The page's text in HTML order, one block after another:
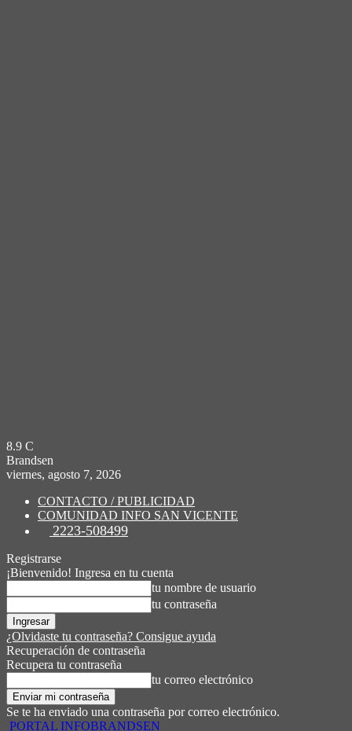
8.9 C
Brandsen
viernes, agosto 7, 2026
CONTACTO / PUBLICIDAD
COMUNIDAD INFO SAN VICENTE
2223-508499
Registrarse
¡Bienvenido! Ingresa en tu cuenta
tu nombre de usuario
tu contraseña
¿Olvidaste tu contraseña? Consigue ayuda
Recuperación de contraseña
Recupera tu contraseña
tu correo electrónico
Se te ha enviado una contraseña por correo electrónico.
PORTAL INFOBRANDSEN